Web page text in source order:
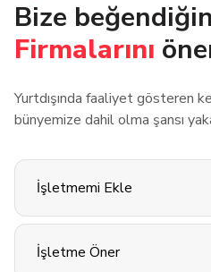
Bize
Firmalarını
Yurtdışında faaliyet gösteren
bünyemize dahil olma şansı
İşletmemi Ekle
İşletme Öner